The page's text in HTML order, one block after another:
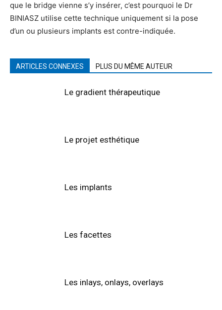
que le bridge vienne s’y insérer, c’est pourquoi le Dr
BINIASZ utilise cette technique uniquement si la pose
d’un ou plusieurs implants est contre-indiquée.
ARTICLES CONNEXES PLUS DU MÊME AUTEUR
Le gradient thérapeutique
Le projet esthétique
Les implants
Les facettes
Les inlays, onlays, overlays